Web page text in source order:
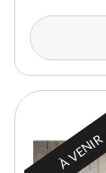
À VENIR